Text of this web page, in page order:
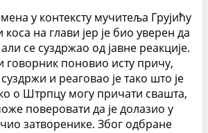
у контексту мучитеља Грујићу
на глави јер је био уверен да
се суздржао од јавне реакције.
говорник поновио исту причу,
и реаговао је тако што је
о Штрпцу могу причати свашта,
поверовати да је долазио у
затворенике. Због одбране